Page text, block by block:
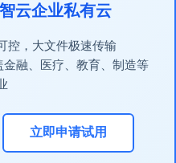
云企业私有云
控，大文件极速传输
融、医疗、教育、制造等
立即申请试用